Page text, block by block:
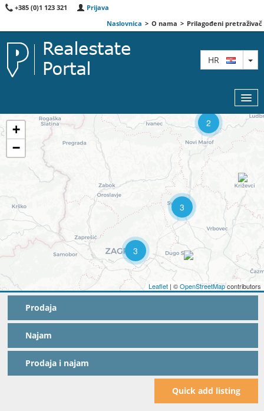
+385 (0)1 123 321
Prijava
Naslovnica > O nama > Prilagođeni pretraživač
HR
IZDVOJENE
O NAMA
KONTAKT
3
3
2
+
−
Leaflet | ©OpenStreetMapcontributors
Prodaja
Najam
Prodaja i najam
Quick add listing